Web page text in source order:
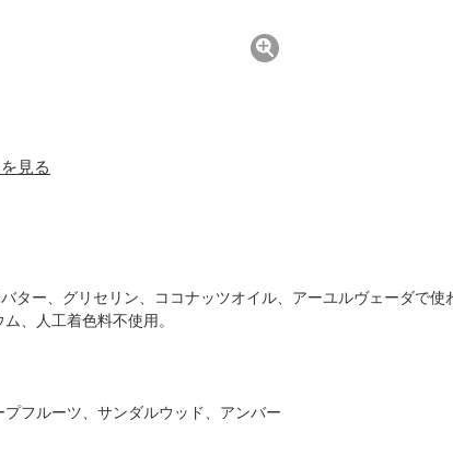
見る
ター、グリセリン、ココナッツオイル、アーユルヴェーダで使
、人工着色料不使用。
フルーツ、サンダルウッド、アンバー